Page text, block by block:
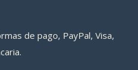
de pago, PayPal, Visa,